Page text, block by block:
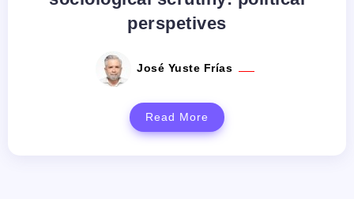
perspetives
José Yuste Frías
Read More